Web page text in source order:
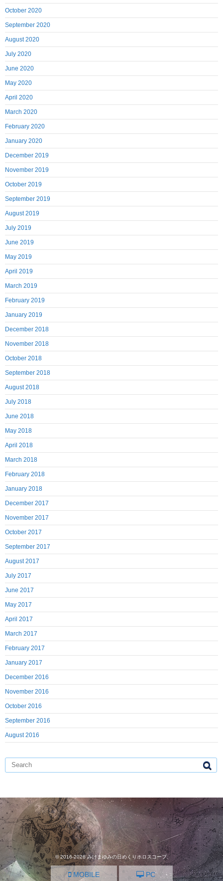
October 2020
September 2020
August 2020
July 2020
June 2020
May 2020
April 2020
March 2020
February 2020
January 2020
December 2019
November 2019
October 2019
September 2019
August 2019
July 2019
June 2019
May 2019
April 2019
March 2019
February 2019
January 2019
December 2018
November 2018
October 2018
September 2018
August 2018
July 2018
June 2018
May 2018
April 2018
March 2018
February 2018
January 2018
December 2017
November 2017
October 2017
September 2017
August 2017
July 2017
June 2017
May 2017
April 2017
March 2017
February 2017
January 2017
December 2016
November 2016
October 2016
September 2016
August 2016
© 2016-2026みけまゆみの日めくりホロスコープ.
MOBILE PC